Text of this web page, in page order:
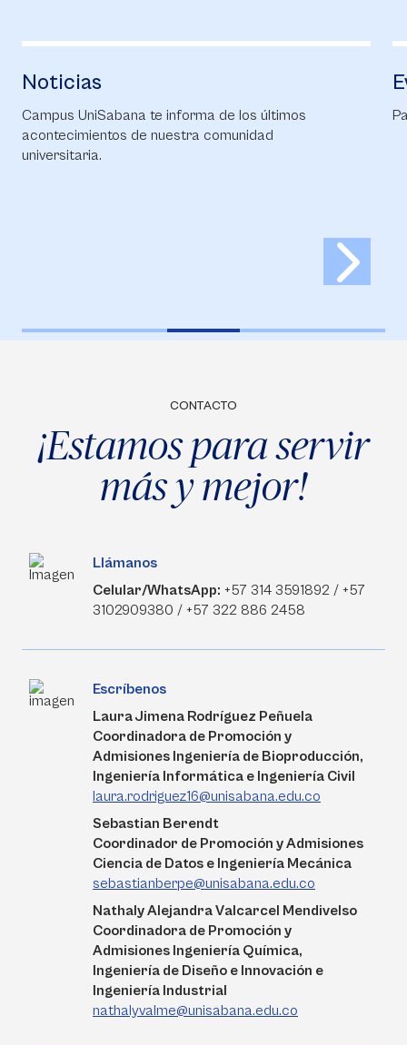
Noticias
Campus UniSabana te informa de los últimos
acontecimientos de nuestra comunidad
universitaria.
CONTACTO
¡Estamos para servir
más y mejor!
Llámanos
Celular/WhatsApp: +57 314 3591892 / +57
3102909380 / +57 322 886 2458
Escríbenos
Laura Jimena Rodríguez Peñuela
Coordinadora de Promoción y
Admisiones Ingeniería de Bioproducción,
Ingeniería Informática e Ingeniería Civil
laura.rodriguez16@unisabana.edu.co
Sebastian Berendt
Coordinador de Promoción y Admisiones
Ciencia de Datos e Ingeniería Mecánica
sebastianberpe@unisabana.edu.co
Nathaly Alejandra Valcarcel Mendivelso
Coordinadora de Promoción y
Admisiones Ingeniería Química,
Ingeniería de Diseño e Innovación e
Ingeniería Industrial
nathalyvalme@unisabana.edu.co